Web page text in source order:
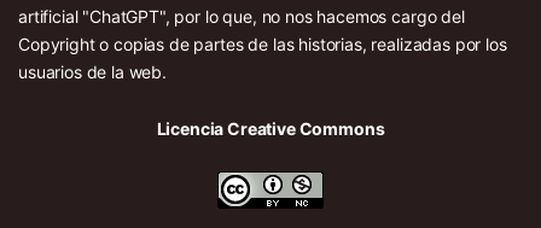
artificial "ChatGPT", por lo que, no nos hacemos cargo del
Copyright o copias de partes de las historias, realizadas por los
usuarios de la web.
Licencia Creative Commons